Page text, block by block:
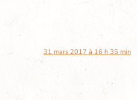
31 mars 2017 à 16 h 35 min